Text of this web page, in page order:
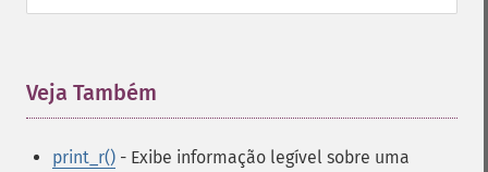
Veja Também
print_r() - Exibe informação legível sobre uma